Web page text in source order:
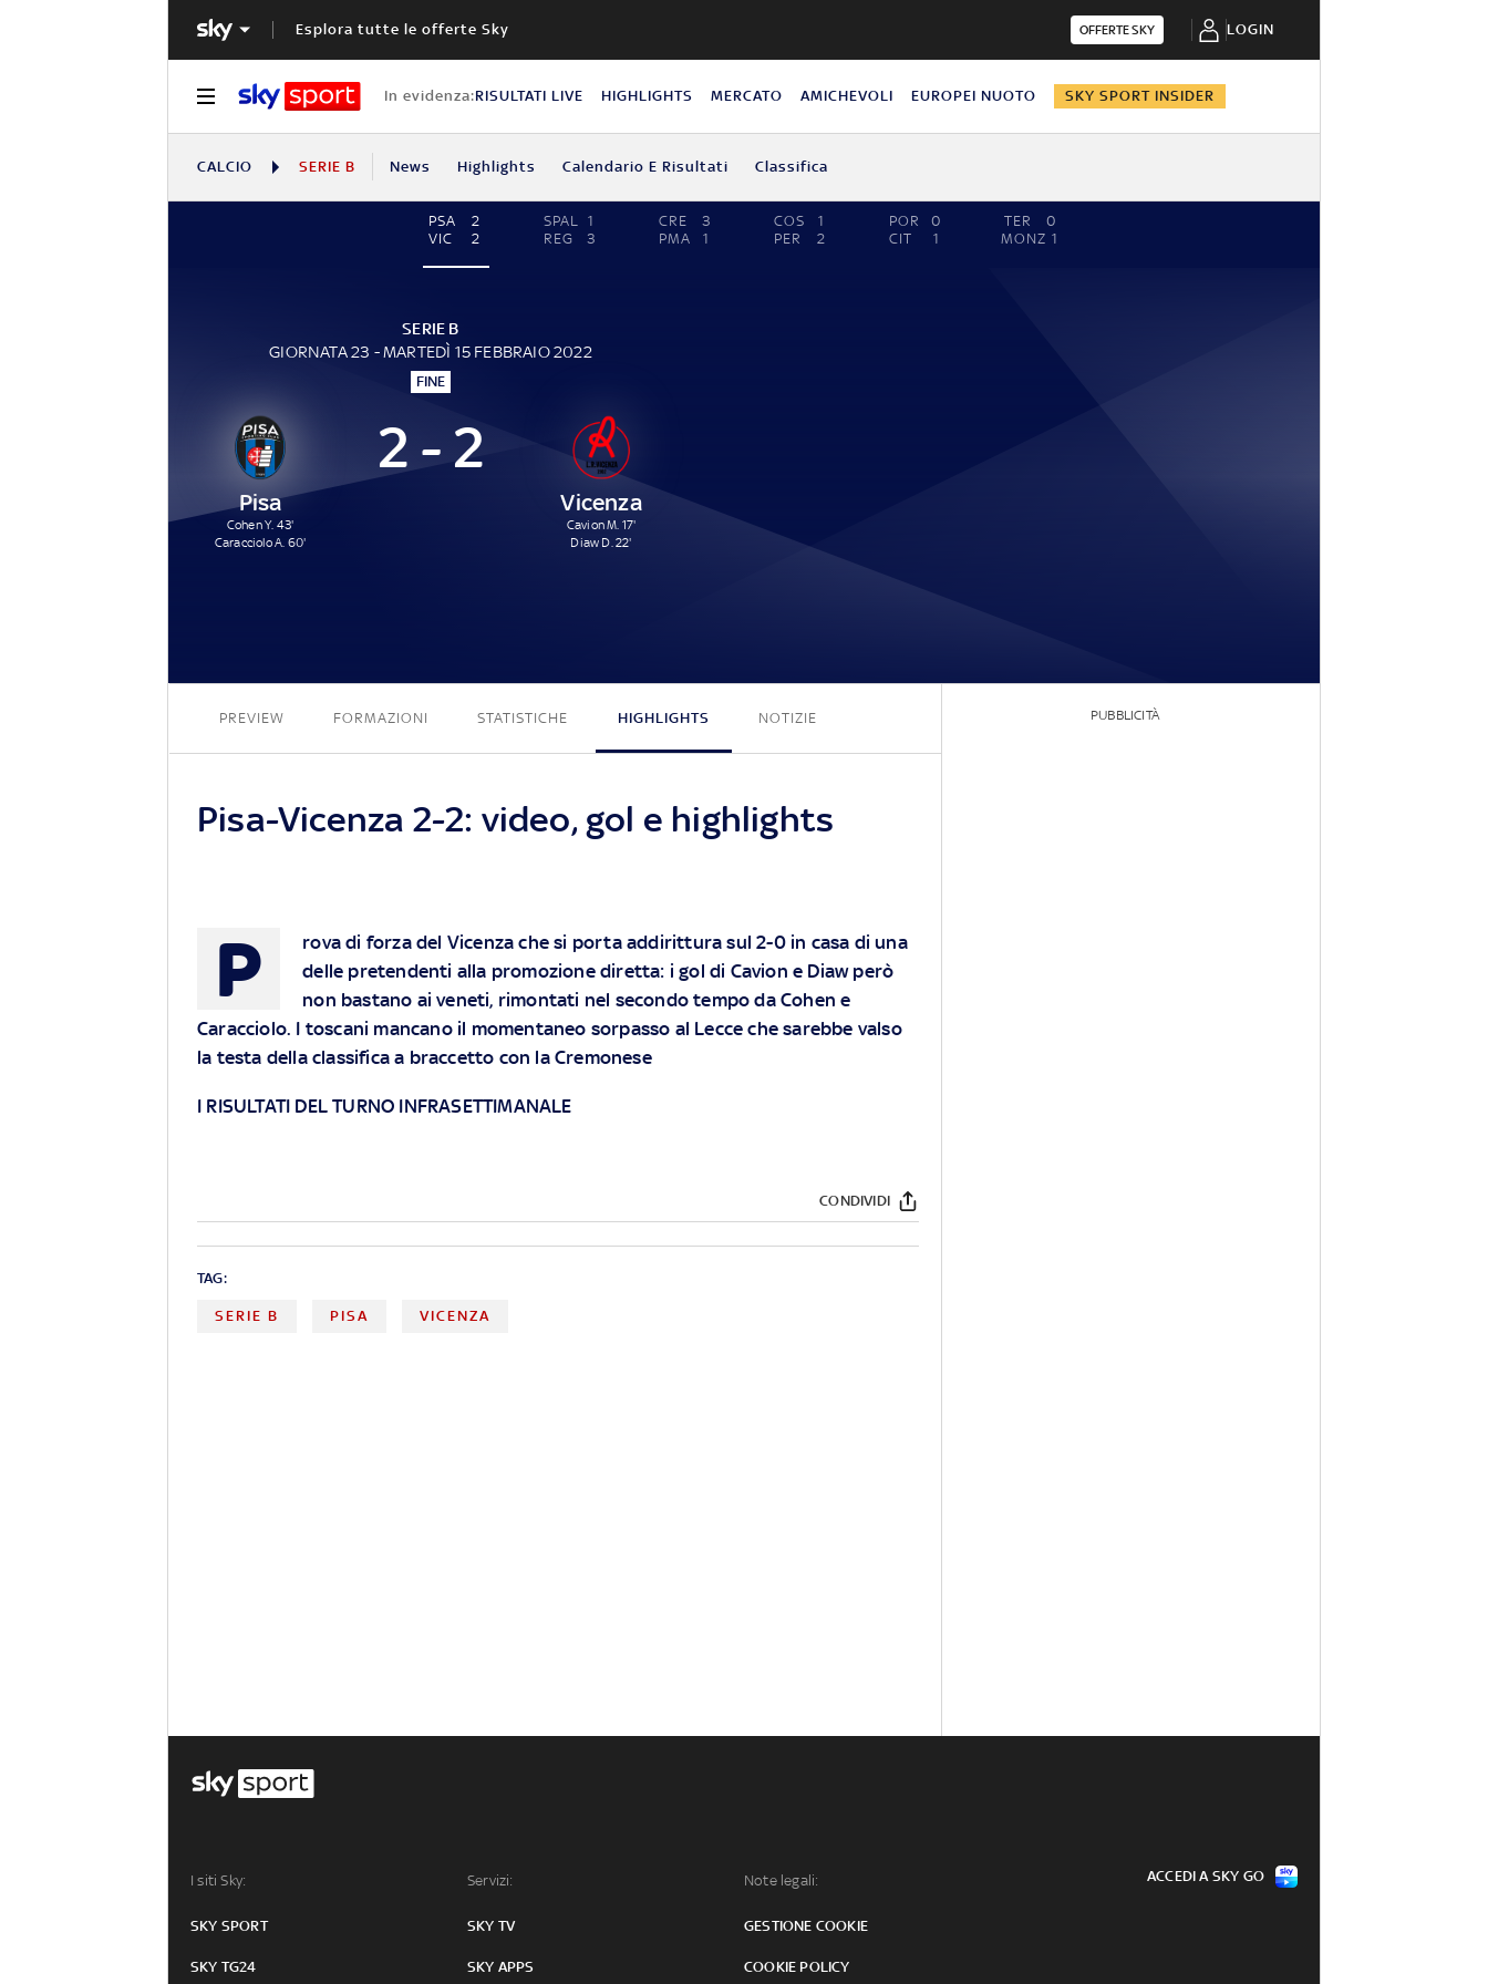
Esplora tutte le offerte Sky OFFERTE SKY LOGIN
In evidenza:RISULTATI LIVE HIGHLIGHTS MERCATO AMICHEVOLI EUROPEI NUOTO SKY SPORT INSIDER
CALCIO SERIE B News Highlights Calendario E Risultati Classifica
PSA
2
VIC
2
SPAL
1
REG
3
CRE
3
PMA
1
COS
1
PER
2
POR
0
CIT
1
TER
0
MONZ 1
SERIE B
GIORNATA 23 - MARTEDÌ 15 FEBBRAIO 2022
FINE
Pisa
Cohen Y. 43'
Caracciolo A. 60'
2 - 2
Vicenza
Cavion M. 17'
Diaw D. 22'
PREVIEW FORMAZIONI STATISTICHE HIGHLIGHTS NOTIZIE
Pisa-Vicenza 2-2: video, gol e highlights
P
rova di forza del Vicenza che si porta addirittura sul 2-0 in casa di una
delle pretendenti alla promozione diretta: i gol di Cavion e Diaw però
non bastano ai veneti, rimontati nel secondo tempo da Cohen e
Caracciolo. I toscani mancano il momentaneo sorpasso al Lecce che sarebbe valso
la testa della classifica a braccetto con la Cremonese
I RISULTATI DEL TURNO INFRASETTIMANALE
CONDIVIDI
TAG:
SERIE B PISA VICENZA
PUBBLICITÀ
I siti Sky:
SKY SPORT
SKY TG24
Servizi:
SKY TV
SKY APPS
Note legali:
GESTIONE COOKIE
COOKIE POLICY
ACCEDI A SKY GO